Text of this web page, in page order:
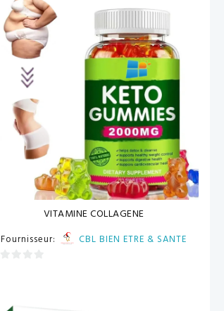
VITAMINE COLLAGENE
Fournisseur:
CBL BIEN ETRE & SANTE